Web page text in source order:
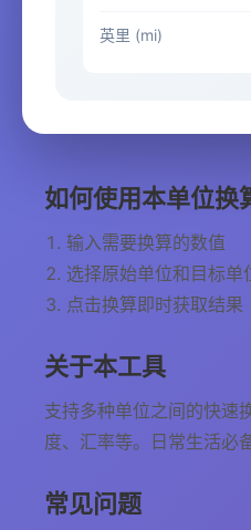
英里 (mi)
如何使用本单位换
输入需要换算的数值
选择原始单位和目标单
点击换算即时获取结果
关于本工具
支持多种单位之间的快速
度、汇率等。日常生活必
常见问题